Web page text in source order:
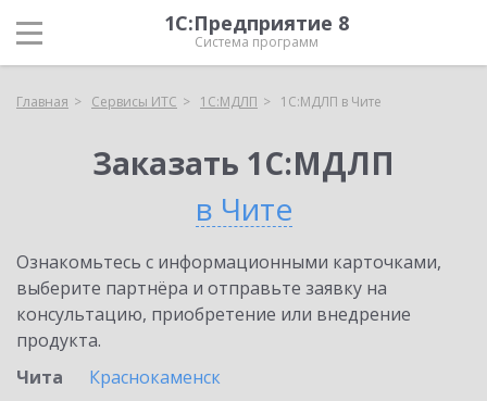
1С:Предприятие 8
Система программ
Главная Сервисы ИТС 1С:МДЛП 1С:МДЛП в Чите
Заказать 1С:МДЛП
в Чите
Ознакомьтесь с информационными карточками,
выберите партнёра и отправьте заявку на
консультацию, приобретение или внедрение
продукта.
Чита
Краснокаменск